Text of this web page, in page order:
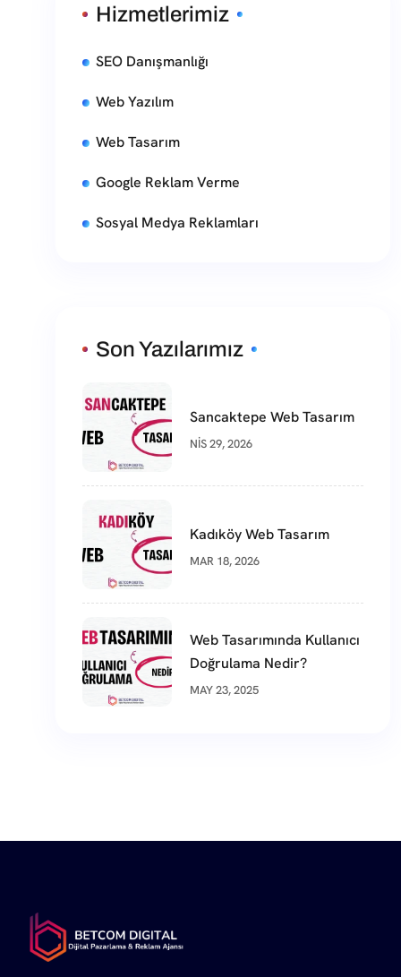
Hizmetlerimiz
SEO Danışmanlığı
Web Yazılım
Web Tasarım
Google Reklam Verme
Sosyal Medya Reklamları
Son Yazılarımız
Sancaktepe Web Tasarım
NIS 29, 2026
Kadıköy Web Tasarım
MAR 18, 2026
Web Tasarımında Kullanıcı
Doğrulama Nedir?
MAY 23, 2025